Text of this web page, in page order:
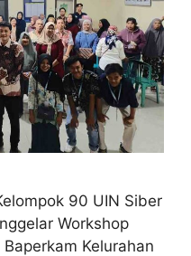
90 UIN Siber
Workshop
Kelurahan